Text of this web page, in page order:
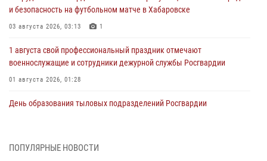
и безопасность на футбольном матче в Хабаровске
03 августа 2026, 03:13 1
1 августа свой профессиональный праздник отмечают
военнослужащие и сотрудники дежурной службы Росгвардии
01 августа 2026, 01:28
День образования тыловых подразделений Росгвардии
В Управлении Росгвардии по Хабаровскому краю состоялось
ПОПУЛЯРНЫЕ НОВОСТИ